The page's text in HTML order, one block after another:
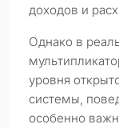
доходов и
Однако в
уровня
системы,
особенно